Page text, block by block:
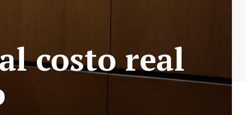
costo real